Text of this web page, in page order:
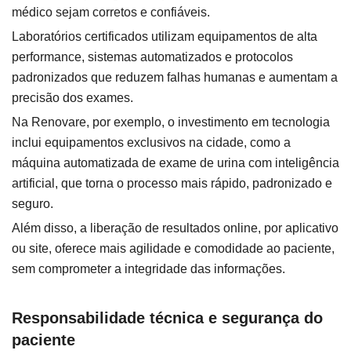
médico sejam corretos e confiáveis.
Laboratórios certificados utilizam equipamentos de alta
performance, sistemas automatizados e protocolos
padronizados que reduzem falhas humanas e aumentam a
precisão dos exames.
Na Renovare, por exemplo, o investimento em tecnologia
inclui equipamentos exclusivos na cidade, como a
máquina automatizada de exame de urina com inteligência
artificial, que torna o processo mais rápido, padronizado e
seguro.
Além disso, a liberação de resultados online, por aplicativo
ou site, oferece mais agilidade e comodidade ao paciente,
sem comprometer a integridade das informações.
Responsabilidade técnica e segurança do
paciente